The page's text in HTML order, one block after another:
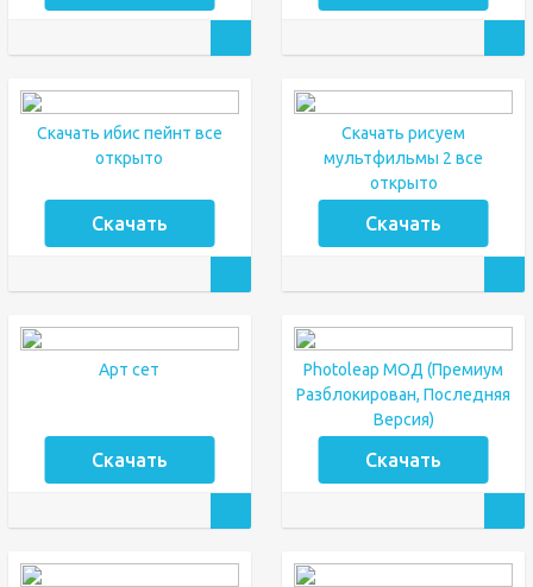
Скачать ибис пейнт все
открыто
Скачать
Скачать рисуем
мультфильмы 2 все
открыто
Скачать
Арт сет
Скачать
Photoleap МОД (Премиум
Разблокирован, Последняя
Версия)
Скачать